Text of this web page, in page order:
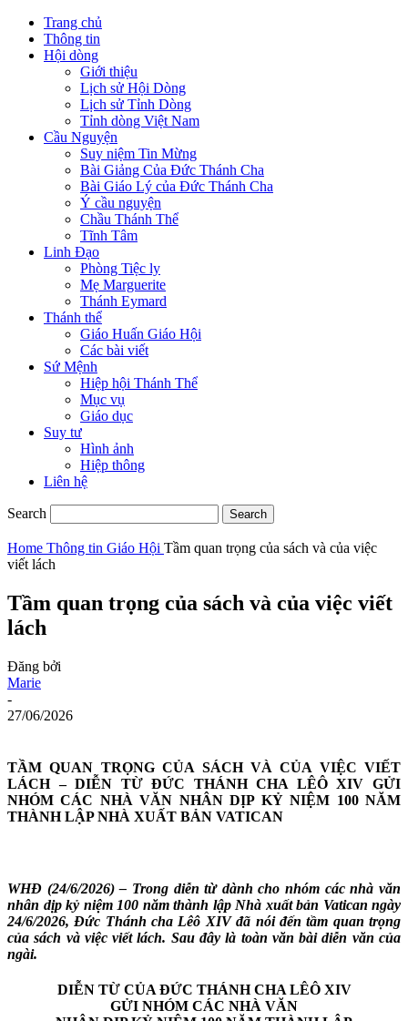
Trang chủ
Thông tin
Hội dòng
Giới thiệu
Lịch sử Hội Dòng
Lịch sử Tỉnh Dòng
Tỉnh dòng Việt Nam
Cầu Nguyện
Suy niệm Tin Mừng
Bài Giảng Của Đức Thánh Cha
Bài Giáo Lý của Đức Thánh Cha
Ý cầu nguyện
Chầu Thánh Thể
Tĩnh Tâm
Linh Đạo
Phòng Tiệc ly
Mẹ Marguerite
Thánh Eymard
Thánh thể
Giáo Huấn Giáo Hội
Các bài viết
Sứ Mệnh
Hiệp hội Thánh Thể
Mục vụ
Giáo dục
Suy tư
Hình ảnh
Hiệp thông
Liên hệ
Search
Home Thông tin Giáo Hội Tầm quan trọng của sách và của việc
viết lách
Tầm quan trọng của sách và của việc viết
lách
Đăng bởi
Marie
-
27/06/2026
TẦM QUAN TRỌNG CỦA SÁCH VÀ CỦA VIỆC VIẾT
LÁCH – DIỄN TỪ ĐỨC THÁNH CHA LÊÔ XIV GỬI
NHÓM CÁC NHÀ VĂN NHÂN DỊP KỶ NIỆM 100 NĂM
THÀNH LẬP NHÀ XUẤT BẢN VATICAN
WHĐ (24/6/2026) – Trong diễn từ dành cho nhóm các nhà văn
nhân dịp kỷ niệm 100 năm thành lập Nhà xuất bản Vatican ngày
24/6/2026, Đức Thánh cha Lêô XIV đã nói đến tầm quan trọng
của sách và việc viết lách. Sau đây là toàn văn bài diễn văn của
ngài.
DIỄN TỪ CỦA ĐỨC THÁNH CHA LÊÔ XIV
GỬI NHÓM CÁC NHÀ VĂN